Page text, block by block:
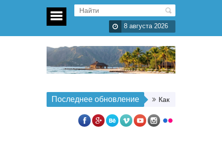
8 августа 2026
Последнее обновление Как организовать